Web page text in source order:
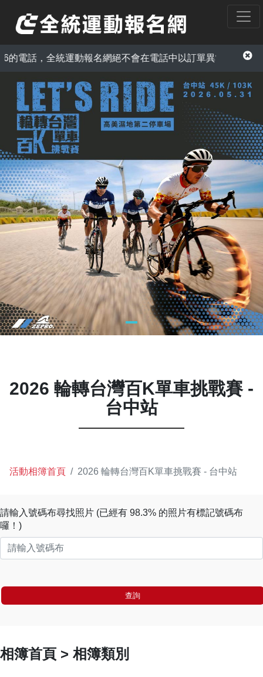
網絕不會在電話中以訂單異常為由，要求您提供信用卡資訊
2026 輪轉台灣百K單車挑戰賽 -
台中站
活動相簿首頁 2026 輪轉台灣百K單車挑戰賽 - 台中站
請輸入號碼布尋找照片 (已經有 98.3% 的照片有標記號碼布
囉！)
查詢
相簿首頁 > 相簿類別